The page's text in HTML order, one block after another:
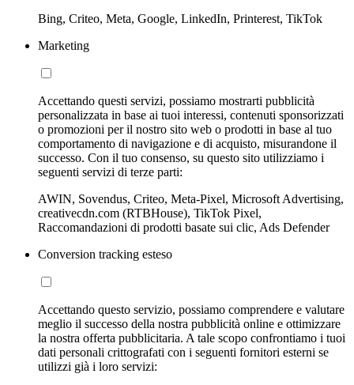
Bing, Criteo, Meta, Google, LinkedIn, Printerest, TikTok
Marketing
Accettando questi servizi, possiamo mostrarti pubblicità
personalizzata in base ai tuoi interessi, contenuti sponsorizzati
o promozioni per il nostro sito web o prodotti in base al tuo
comportamento di navigazione e di acquisto, misurandone il
successo. Con il tuo consenso, su questo sito utilizziamo i
seguenti servizi di terze parti:
AWIN, Sovendus, Criteo, Meta-Pixel, Microsoft Advertising,
creativecdn.com (RTBHouse), TikTok Pixel,
Raccomandazioni di prodotti basate sui clic, Ads Defender
Conversion tracking esteso
Accettando questo servizio, possiamo comprendere e valutare
meglio il successo della nostra pubblicità online e ottimizzare
la nostra offerta pubblicitaria. A tale scopo confrontiamo i tuoi
dati personali crittografati con i seguenti fornitori esterni se
utilizzi già i loro servizi: